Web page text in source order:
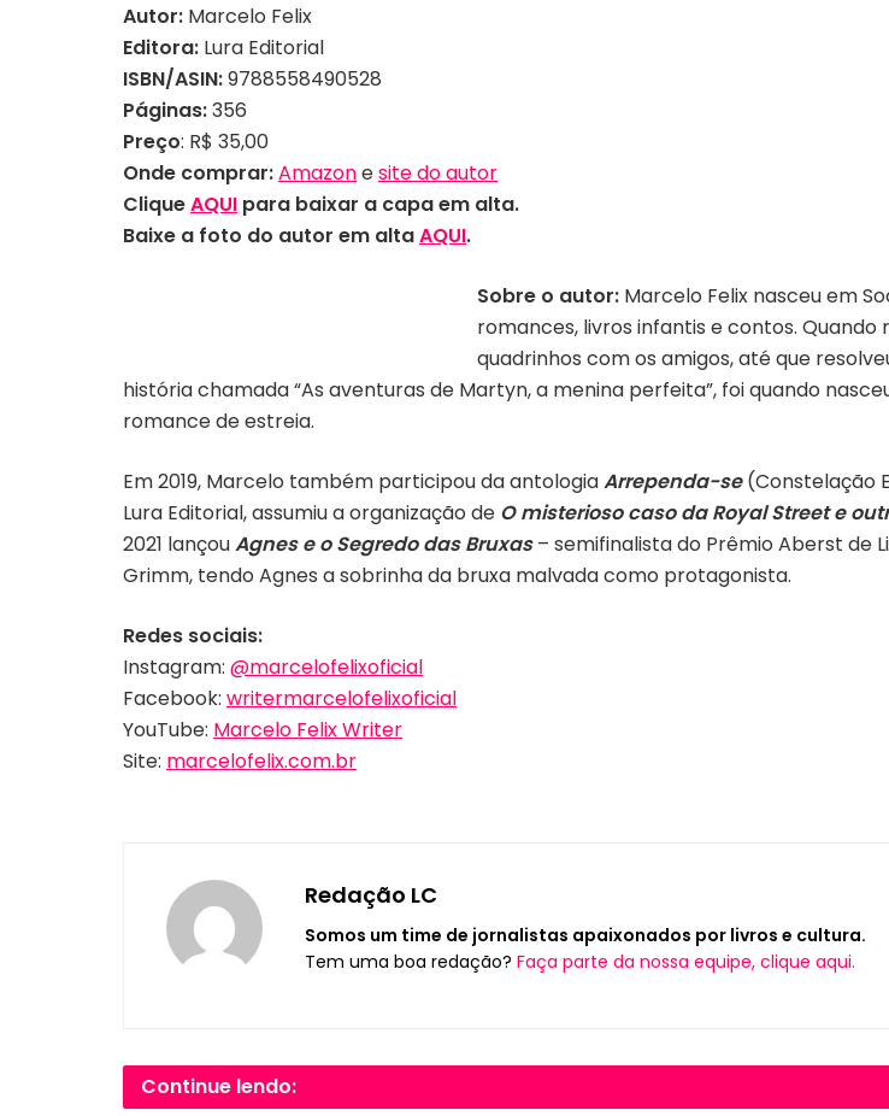
Autor: Marcelo Felix
Editora: Lura Editorial
ISBN/ASIN:9788558490528
Páginas:356
Preço: R$ 35,00
Onde comprar:Amazonesite do autor
CliqueAQUI para baixar a capa em alta.
Baixe a foto do autor em altaAQUI.
Sobre o autor: Marcelo Felix nasceu em
romances, livros infantis e contos.
quadrinhos com os amigos, até que
história chamada “As aventuras de Martyn, a menina perfeita”, foi quando
romance de estreia.
Em 2019, Marcelo também participou da antologiaArrependa-se(Constelação
Lura Editorial, assumiu a organização de O misterioso caso da Royal Street e
2021 lançouAgnes e o Segredo das Bruxas– semifinalista do Prêmio Aberst de
Grimm, tendo Agnes a sobrinha da bruxa malvada como protagonista.
Redes sociais:
Instagram: @marcelofelixoficial
Facebook: writermarcelofelixoficial
YouTube: Marcelo Felix Writer
Site: marcelofelix.com.br
Redação LC
Somos um time de jornalistas apaixonados por livros e cultura.
Tem uma boa redação? Faça parte da nossa equipe, clique aqui.
Continue lendo: